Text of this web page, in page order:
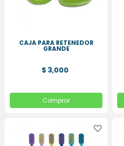
CAJA PARA RETENEDOR
GRANDE
$ 3,000
Comprar